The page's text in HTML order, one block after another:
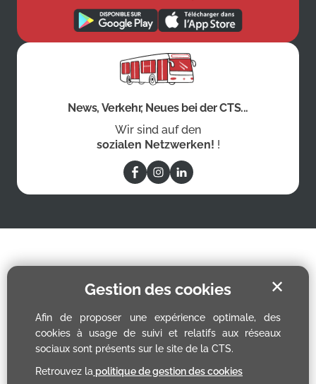
Gestion des cookies
Afin de proposer une expérience optimale, des
cookies à usage de suivi et relatifs aux réseaux
sociaux sont présents sur le site de la CTS.
Retrouvez la politique de gestion des cookies
✕
News, Verkehr, Neues bei der CTS...
Wir sind auf den
sozialen Netzwerken! !